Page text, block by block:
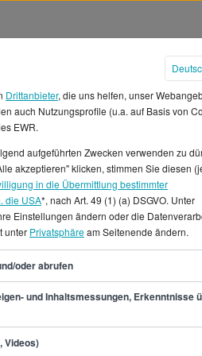
Drittanbieter, die uns helfen, unser
auch Nutzungsprofile (u.a. auf Basis von
EWR.
aufgeführten Zwecken verwenden zu
akzeptieren" klicken, stimmen Sie diesen
in die Übermittlung bestimmter
die USA*, nach Art. 49 (1) (a) DSGVO. Unter
Einstellungen ändern oder die
unter Privatsphäream Seitenende ändern.
oder abrufen
und Inhaltsmessungen, Erkenntnisse
Videos)